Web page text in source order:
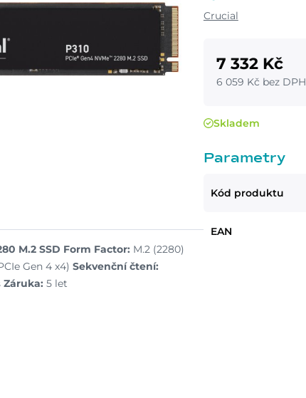
M.2 SSD Form Factor: M.2 (2280)
Gen 4 x4) Sekvenční čtení:
Záruka: 5 let
Crucial
7 332 Kč
6 059 Kč bez DPH
Skladem
Parametry
Kód produktu
EAN